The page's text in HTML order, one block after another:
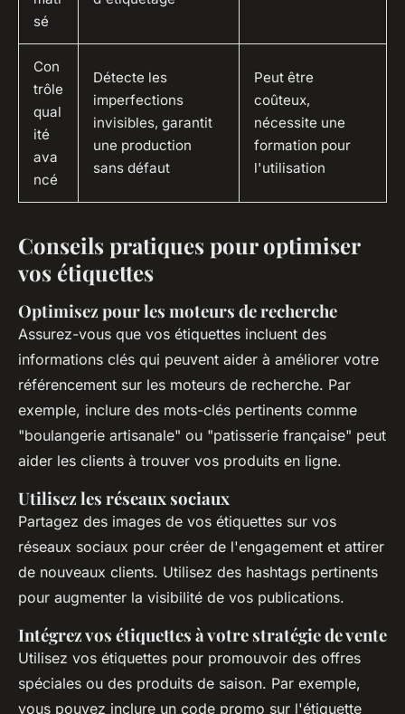
sé
Con
trôle
qual
ité
ava
ncé
Détecte les
imperfections
invisibles, garantit
une production
sans défaut
Peut être
coûteux,
nécessite une
formation pour
l'utilisation
Conseils pratiques pour optimiser
vos étiquettes
Optimisez pour les moteurs de recherche
Assurez-vous que vos étiquettes incluent des
informations clés qui peuvent aider à améliorer votre
référencement sur les moteurs de recherche. Par
exemple, inclure des mots-clés pertinents comme
"boulangerie artisanale" ou "patisserie française" peut
aider les clients à trouver vos produits en ligne.
Utilisez les réseaux sociaux
Partagez des images de vos étiquettes sur vos
réseaux sociaux pour créer de l'engagement et attirer
de nouveaux clients. Utilisez des hashtags pertinents
pour augmenter la visibilité de vos publications.
Intégrez vos étiquettes à votre stratégie de vente
Utilisez vos étiquettes pour promouvoir des offres
spéciales ou des produits de saison. Par exemple,
vous pouvez inclure un code promo sur l'étiquette